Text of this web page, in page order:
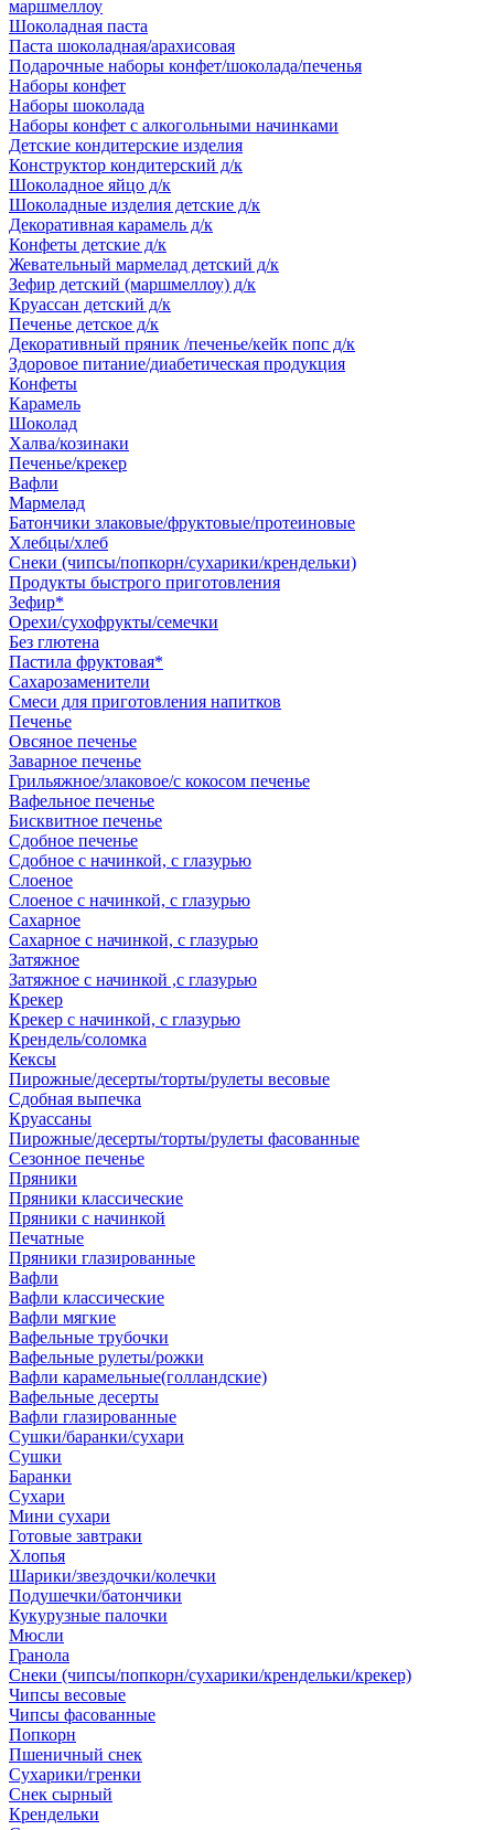
маршмеллоу
Шоколадная паста
Паста шоколадная/арахисовая
Подарочные наборы конфет/шоколада/печенья
Наборы конфет
Наборы шоколада
Наборы конфет с алкогольными начинками
Детские кондитерские изделия
Конструктор кондитерский д/к
Шоколадное яйцо д/к
Шоколадные изделия детские д/к
Декоративная карамель д/к
Конфеты детские д/к
Жевательный мармелад детский д/к
Зефир детский (маршмеллоу) д/к
Круассан детский д/к
Печенье детское д/к
Декоративный пряник /печенье/кейк попс д/к
Здоровое питание/диабетическая продукция
Конфеты
Карамель
Шоколад
Халва/козинаки
Печенье/крекер
Вафли
Мармелад
Батончики злаковые/фруктовые/протеиновые
Хлебцы/хлеб
Снеки (чипсы/попкорн/сухарики/крендельки)
Продукты быстрого приготовления
Зефир*
Орехи/сухофрукты/семечки
Без глютена
Пастила фруктовая*
Сахарозаменители
Смеси для приготовления напитков
Печенье
Овсяное печенье
Заварное печенье
Грильяжное/злаковое/с кокосом печенье
Вафельное печенье
Бисквитное печенье
Сдобное печенье
Сдобное с начинкой, с глазурью
Слоеное
Слоеное с начинкой, с глазурью
Сахарное
Сахарное с начинкой, с глазурью
Затяжное
Затяжное с начинкой ,с глазурью
Крекер
Крекер с начинкой, с глазурью
Крендель/соломка
Кексы
Пирожные/десерты/торты/рулеты весовые
Сдобная выпечка
Круассаны
Пирожные/десерты/торты/рулеты фасованные
Сезонное печенье
Пряники
Пряники классические
Пряники с начинкой
Печатные
Пряники глазированные
Вафли
Вафли классические
Вафли мягкие
Вафельные трубочки
Вафельные рулеты/рожки
Вафли карамельные(голландские)
Вафельные десерты
Вафли глазированные
Сушки/баранки/сухари
Сушки
Баранки
Сухари
Мини сухари
Готовые завтраки
Хлопья
Шарики/звездочки/колечки
Подушечки/батончики
Кукурузные палочки
Мюсли
Гранола
Снеки (чипсы/попкорн/сухарики/крендельки/крекер)
Чипсы весовые
Чипсы фасованные
Попкорн
Пшеничный снек
Сухарики/гренки
Снек сырный
Крендельки